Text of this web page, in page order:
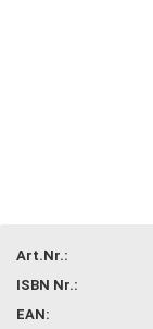
Art.Nr.:
ISBN Nr.:
EAN: